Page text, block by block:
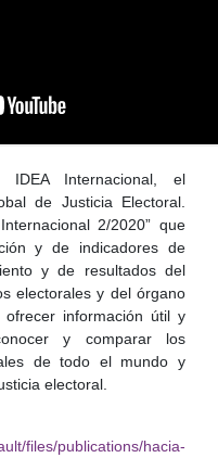
Internacional, el
de Justicia Electoral.
2/2020” que
y de indicadores de
y de resultados del
electorales y del órgano
información útil y
y comparar los
de todo el mundo y
electoral.
files/publications/hacia-